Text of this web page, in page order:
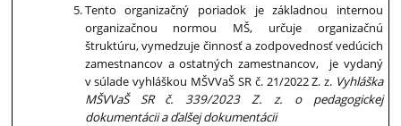
Tento organizačný poriadok je základnou internou
organizačnou normou MŠ, určuje organizačnú
štruktúru, vymedzuje činnosť a zodpovednosť vedúcich
zamestnancov a ostatných zamestnancov, je vydaný
v súlade vyhláškou MŠVVaŠ SR č. 21/2022 Z. z. Vyhláška
MŠVVaŠ SR č. 339/2023 Z. z. o pedagogickej
dokumentácii a ďalšej dokumentácii